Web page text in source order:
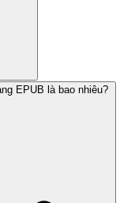
EPUB là bao nhiêu?